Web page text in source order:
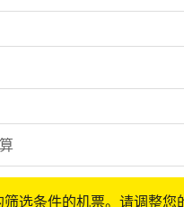
选条件的机票。请调整您